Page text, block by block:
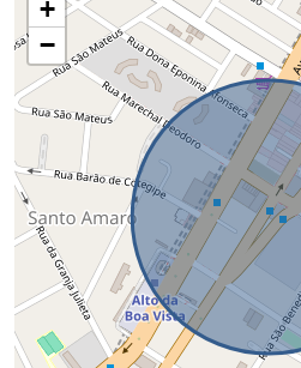
+
−